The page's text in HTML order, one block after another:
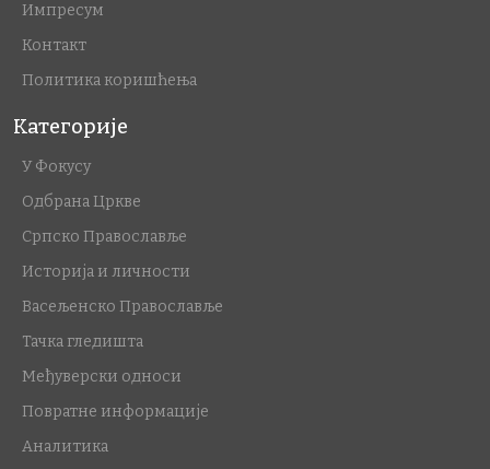
Импресум
Контакт
Политика коришћења
Категорије
У Фокусу
Одбрана Цркве
Српско Православље
Историја и личности
Васељенско Православље
Тачка гледишта
Међуверски односи
Повратне информације
Аналитика